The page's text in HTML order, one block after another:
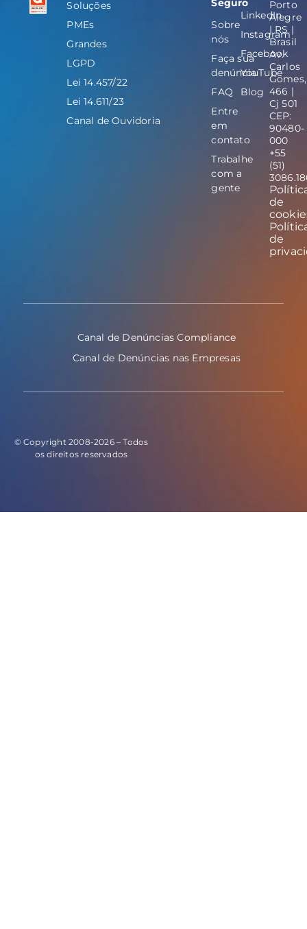
Soluções
PMEs
Grandes
LGPD
Lei 14.457/22
Lei 14.611/23
Canal de Ouvidoria
Seguro
Sobre
nós
Faça sua
denúncia
FAQ
Entre
em
contato
Trabalhe
com a
gente
LinkedIn
Instagram
Facebook
YouTube
Blog
Porto
Alegre
| RS |
Brasil
Av.
Carlos
Gomes,
466 |
Cj 501
CEP:
90480-
000
+55
(51)
de
de
Canal de Denúncias Compliance
Canal de Denúncias nas Empresas
© Copyright 2008-2026 – Todos
os direitos reservados